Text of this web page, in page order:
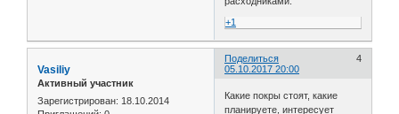
+1
Поделиться
4
05.10.2017 20:00
Vasiliy
Активный участник
Зарегистрирован: 18.10.2014
Какие покры стоят, какие
планируете, интересует